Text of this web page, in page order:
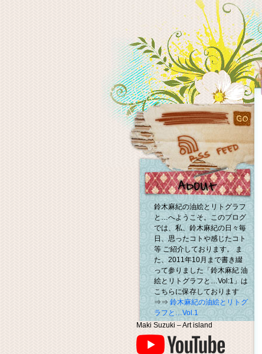
鈴木麻紀の油絵とリトグラフ
と…へようこそ。このブログ
では、私、鈴木麻紀の日々毎
日、思ったコトや感じたコト
等 ご紹介しております。 ま
た、2011年10月まで書き綴
って参りました「鈴木麻紀 油
絵とリトグラフと…Vol:1」は
こちらに保存しております
⇒⇒ 鈴木麻紀の油絵とリトグ
ラフと…Vol.1
Maki Suzuki – Art island